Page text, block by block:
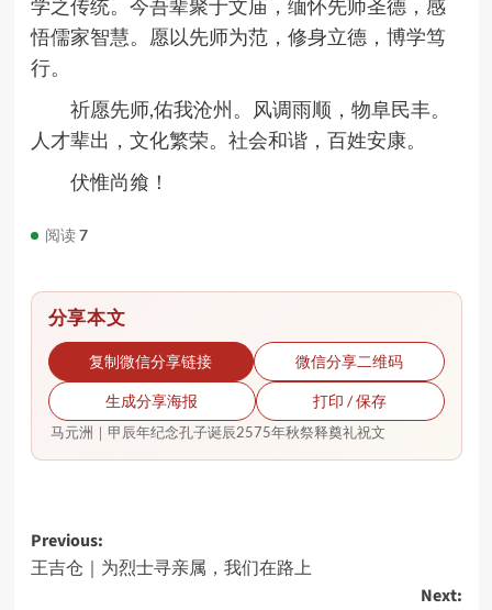
学之传统。今吾辈聚于文庙，缅怀先师圣德，感
悟儒家智慧。愿以先师为范，修身立德，博学笃
行。
祈愿先师,佑我沧州。风调雨顺，物阜民丰。
人才辈出，文化繁荣。社会和谐，百姓安康。
伏惟尚飨！
阅读7
分享本文
复制微信分享链接 微信分享二维码
生成分享海报 打印 / 保存
马元洲｜甲辰年纪念孔子诞辰2575年秋祭释奠礼祝文
Post
navigation
Previous:
王吉仓｜为烈士寻亲属，我们在路上
Next: